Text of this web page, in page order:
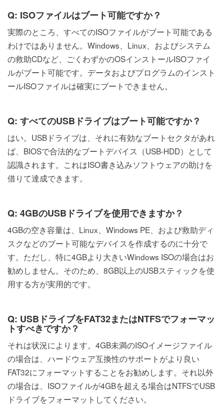
Q: ISOファイルはブート可能ですか？
実際のところ、すべてのISOファイルがブート可能である
わけではありません。Windows、Linux、およびシステム
の救助CDなど、ごくわずかのOSインストールISOファイ
ルがブート可能です。データおよびプログラムのインスト
ールISOファイルは確実にブートできません。
Q: すべてのUSBドライブはブート可能ですか？
はい。USBドライブは、それに有効なブートセクタがあれ
ば、BIOSで合法的なブートデバイス（USB-HDD）として
認識されます。これはISO書き込みソフトウェアの助けを
借りて達成できます。
Q: 4GBのUSBドライブを使用できますか？
4GBの空き容量は、Linux、Windows PE、および救助ディ
スクなどのブート可能なデバイスを作成するのに十分で
す。ただし、特に4GBより大きいWindows ISOの場合はお
勧めしません。そのため、8GB以上のUSBスティックを使
用する方が実用的です。
Q: USBドライブをFAT32またはNTFSでフォーマッ
トすべきですか？
それは状況によります。4GB未満のISOイメージファイル
の場合は、ハードウェア互換性のサポートがより良い
FAT32にフォーマットすることをお勧めします。それ以外
の場合は、ISOファイルが4GBを超える場合はNTFSでUSB
ドライブをフォーマットしてください。